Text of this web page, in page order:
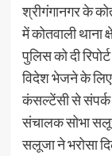
श्रीगंगानगर के
में कोतवाली थाना
पुलिस को दी
विदेश भेजने के
कंसल्टेंसी से संपर्क
संचालक सोभा
सलूजा ने भरोसा